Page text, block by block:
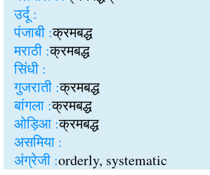
उर्दू :
पंजाबी :क्रमबद्ध
मराठी :क्रमबद्ध
सिंधी :
गुजराती :क्रमबद्ध
बांगला :क्रमबद्ध
ओड़िआ :क्रमबद्ध
असमिया :
अंग्रेजी :orderly, systematic